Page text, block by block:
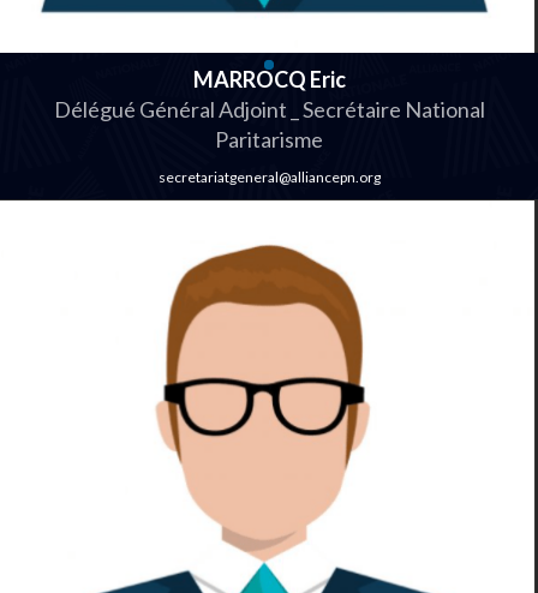
MARROCQ Eric
Délégué Général Adjoint _ Secrétaire National
Paritarisme
secretariatgeneral@alliancepn.org